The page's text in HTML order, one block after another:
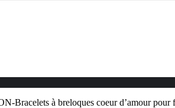
Bracelets à breloques coeur d’amour